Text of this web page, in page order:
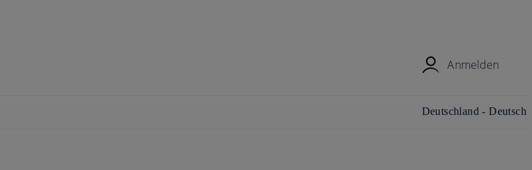
Anmelden
Land/Region und Sprache
Deutschland - Deutsch